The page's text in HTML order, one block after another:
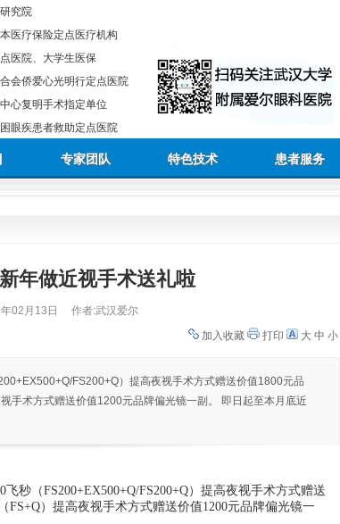
究院
医疗保险定点医疗机构
医院、大学生医保
会侨爱心光明行定点医院
心复明手术指定单位
眼疾患者救助定点医院
专家团队 特色技术 患者服务
年做近视手术送礼啦
02月13日
作者:武汉爱尔
加入收藏
打印 大 中 小
FS200+Q）提高夜视手术方式赠送价值1800元品
手术方式赠送价值1200元品牌偏光镜一副。 即日起至本月底近
（FS200+EX500+Q/FS200+Q）提高夜视手术方式赠送
FS+Q）提高夜视手术方式赠送价值1200元品牌偏光镜一